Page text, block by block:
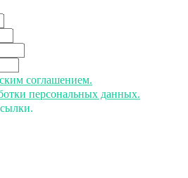
соглашением.
персональных данных.